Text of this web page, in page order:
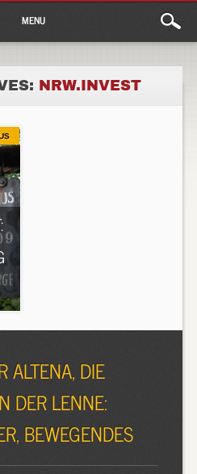
Main
menu
content
MENU
NRW.INVEST
ALTENA, DIE
DER LENNE:
BEWEGENDES